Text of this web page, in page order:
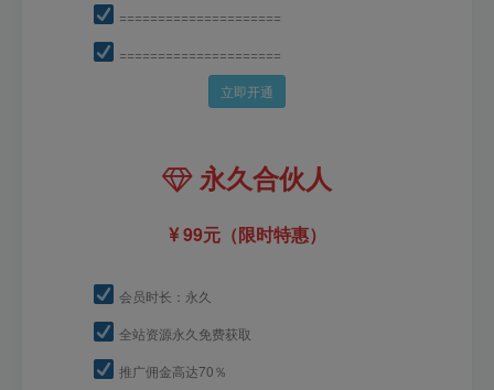
=====================
=====================
立即开通
永久合伙人
99元（限时特惠）
会员时长：永久
全站资源永久免费获取
推广佣金高达70％